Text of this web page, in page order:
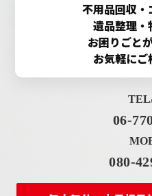
不用品回収・
遺品整理・
お困りごと
お気軽にご
06-
080-